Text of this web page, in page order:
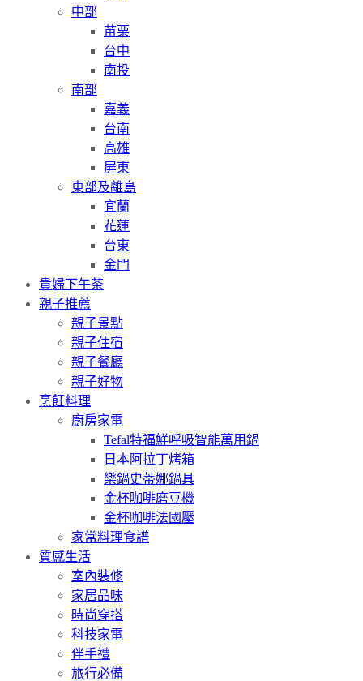
中部
苗栗
台中
南投
南部
嘉義
台南
高雄
屏東
東部及離島
宜蘭
花蓮
台東
金門
貴婦下午茶
親子推薦
親子景點
親子住宿
親子餐廳
親子好物
烹飪料理
廚房家電
Tefal特福鮮呼吸智能萬用鍋
日本阿拉丁烤箱
樂鍋史蒂娜鍋具
金杯咖啡磨豆機
金杯咖啡法國壓
家常料理食譜
質感生活
室內裝修
家居品味
時尚穿搭
科技家電
伴手禮
旅行必備